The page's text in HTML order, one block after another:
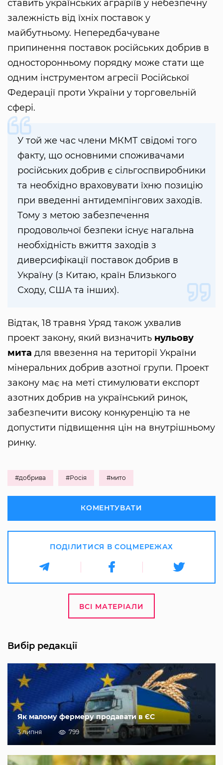
ставить українських аграріїв у небезпечну
залежність від їхніх поставок у
майбутньому. Непередбачуване
припинення поставок російських добрив в
односторонньому порядку може стати ще
одним інструментом агресії Російської
Федерації проти України у торговельній
сфері.
У той же час члени МКМТ свідомі того
факту, що основними споживачами
російських добрив є сільгоспвиробники
та необхідно враховувати їхню позицію
при введенні антидемпінгових заходів.
Тому з метою забезпечення
продовольчої безпеки існує нагальна
необхідність вжиття заходів з
диверсифікації поставок добрив в
Україну (з Китаю, країн Близького
Сходу, США та інших).
Відтак, 18 травня Уряд також ухвалив
проект закону, який визначить нульову
мита для ввезення на території України
мінеральних добрив азотної групи. Проект
закону має на меті стимулювати експорт
азотних добрив на український ринок,
забезпечити високу конкуренцію та не
допустити підвищення цін на внутрішньому
ринку.
#добрива #Росія #мито
КОМЕНТУВАТИ
ПОДІЛИТИСЯ В СОЦМЕРЕЖАХ
ВСІ МАТЕРІАЛИ
Вибір редакції
Як малому фермеру продавати в ЄС
3 липня 799